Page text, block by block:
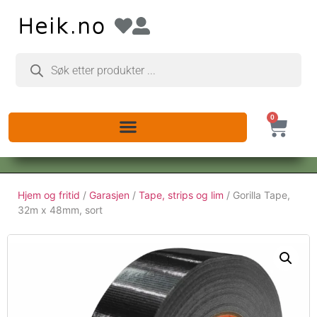
0
Hjem og fritid / Garasjen / Tape, strips og lim / Gorilla Tape,
32m x 48mm, sort